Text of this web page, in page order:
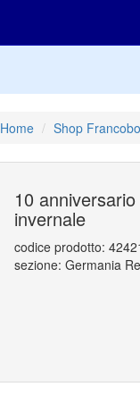
Home Shop
10
invernale
codice prodotto:
sezione: Germania